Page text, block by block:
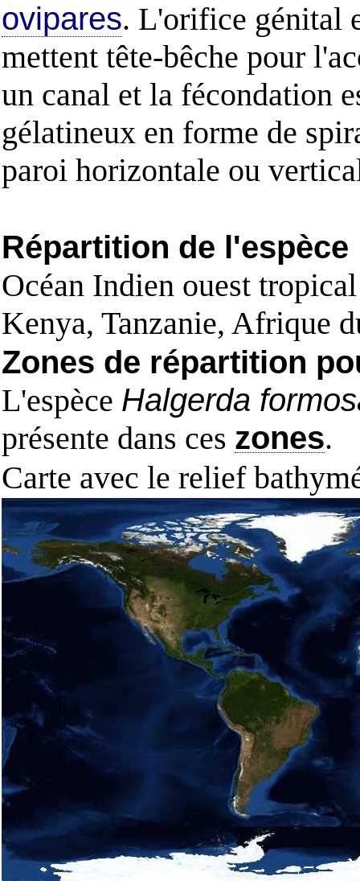
ovipares. L'orifice génital
mettent tête-bêche pour
un canal et la fécondation
gélatineux en forme de
paroi horizontale ou
Répartition de l'espèce
Océan Indien ouest
Kenya, Tanzanie, Afrique
Zones de répartition
L'espèce Halgerda
présente dans ces zones.
Carte avec le relief